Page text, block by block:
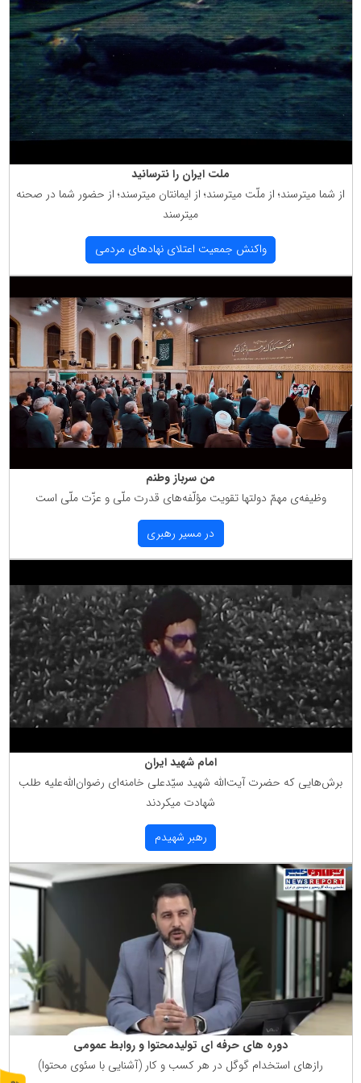
ملت ایران را نترسانید
از شما میترسند؛ از ملّت میترسند؛ از ایمانتان میترسند؛ از حضور شما در صحنه
میترسند
واكنش جمعیت اعتلای نهادهای مردمی
من سرباز وطنم
وظیفه‌ی مهمّ دولتها تقویت مؤلّفه‌های قدرت ملّی و عزّت ملّی است
در مسیر رهبری
امام شهید ایران
برش‌هایی كه حضرت آیت‌الله شهید سیّدعلی خامنه‌ای رضوان‌الله‌علیه طلب
شهادت میكردند
رهبر شهیدم
دوره های حرفه ای تولیدمحتوا و روابط عمومی
رازهای استخدام گوگل در هر كسب و كار (آشنایی با سئوی محتوا)